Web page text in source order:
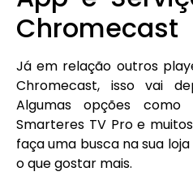
Chromecast
Já em relação outros
Chromecast, isso vai
Algumas opções como
Smarteres TV Pro e
faça uma busca na sua
o que gostar mais.